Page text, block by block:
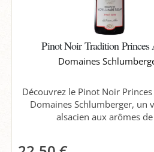
Pinot Noir Tradition Princes
Domaines
Découvrez le Pinot Noir Princes
Domaines Schlumberger, un
alsacien aux arômes de